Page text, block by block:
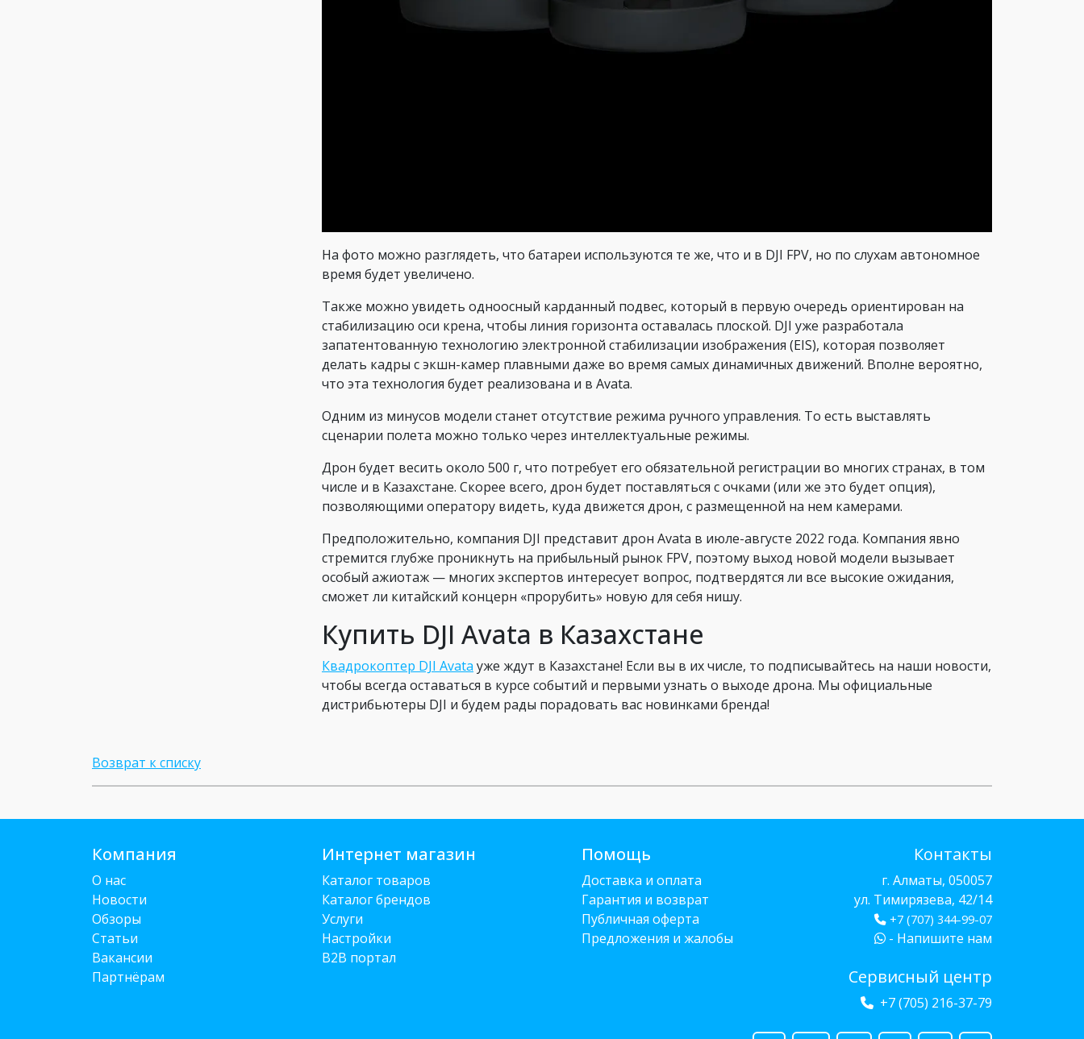
На фото можно разглядеть, что батареи используются те же, что и в DJI FPV, но по слухам автономное
время будет увеличено.
Также можно увидеть одноосный карданный подвес, который в первую очередь ориентирован на
стабилизацию оси крена, чтобы линия горизонта оставалась плоской. DJI уже разработала
запатентованную технологию электронной стабилизации изображения (EIS), которая позволяет
делать кадры с экшн-камер плавными даже во время самых динамичных движений. Вполне вероятно,
что эта технология будет реализована и в Avata.
Одним из минусов модели станет отсутствие режима ручного управления. То есть выставлять
сценарии полета можно только через интеллектуальные режимы.
Дрон будет весить около 500 г, что потребует его обязательной регистрации во многих странах, в том
числе и в Казахстане. Скорее всего, дрон будет поставляться с очками (или же это будет опция),
позволяющими оператору видеть, куда движется дрон, с размещенной на нем камерами.
Предположительно, компания DJI представит дрон Avata в июле-августе 2022 года. Компания явно
стремится глубже проникнуть на прибыльный рынок FPV, поэтому выход новой модели вызывает
особый ажиотаж — многих экспертов интересует вопрос, подтвердятся ли все высокие ожидания,
сможет ли китайский концерн «прорубить» новую для себя нишу.
Купить DJI Avata в Казахстане
Квадрокоптер DJI Avata уже ждут в Казахстане! Если вы в их числе, то подписывайтесь на наши новости,
чтобы всегда оставаться в курсе событий и первыми узнать о выходе дрона. Мы официальные
дистрибьютеры DJI и будем рады порадовать вас новинками бренда!
Возврат к списку
Компания
О нас
Новости
Обзоры
Статьи
Вакансии
Партнёрам
Интернет магазин
Каталог товаров
Каталог брендов
Услуги
Настройки
B2B портал
Помощь
Доставка и оплата
Гарантия и возврат
Публичная оферта
Предложения и жалобы
Контакты
г. Алматы, 050057
ул. Тимирязева, 42/14
+7 (707) 344-99-07
- Напишите нам
Сервисный центр
+7 (705) 216-37-79